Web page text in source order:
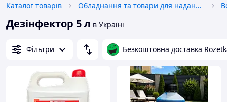
Каталог товарів Обладнання та товари для надання послуг
Дезінфектор 5 л в Україні
Фільтри Безкоштовна доставка